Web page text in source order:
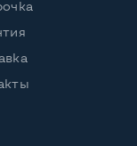
Нет